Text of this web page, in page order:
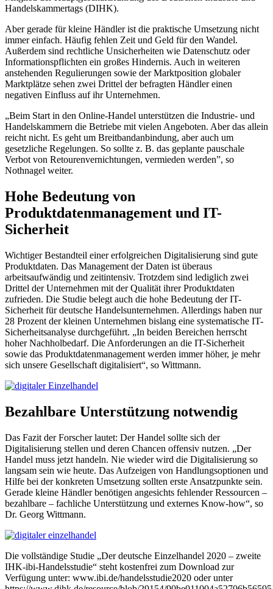
Handelskammertags (DIHK).
Aber gerade für kleine Händler ist die praktische Umsetzung nicht
immer einfach. Häufig fehlen Zeit und Geld für den Wandel.
Außerdem sind rechtliche Unsicherheiten wie Datenschutz oder
Informationspflichten ein großes Hindernis. Auch in weiteren
anstehenden Regulierungen sowie der Marktposition globaler
Marktplätze sehen zwei Drittel der befragten Händler einen
negativen Einfluss auf ihr Unternehmen.
„Beim Start in den Online-Handel unterstützen die Industrie- und
Handelskammern die Betrie­be mit vielen Angeboten. Aber das allein
reicht nicht. Es geht um Breitbandanbindung, aber auch um
gesetzliche Regelungen. So sollte z. B. das geplante pauschale
Verbot von Retouren­vernichtungen, vermieden werden”, so
Nothnagel weiter.
Hohe Bedeutung von
Produktdatenmanagement und IT-
Sicherheit
Wichtiger Bestandteil einer erfolgreichen Digitalisierung sind gute
Produktdaten. Das Mana­gement der Daten ist überaus
arbeitsaufwändig und zeitintensiv. Trotzdem sind lediglich zwei
Drittel der Unternehmen mit der Qualität ihrer Produktdaten
zufrieden. Die Studie belegt auch die hohe Bedeutung der IT-
Sicherheit für deutsche Handelsunternehmen. Allerdings haben nur
28 Prozent der kleinen Unternehmen bislang eine systematische IT-
Sicherheitsanalyse durchgeführt. „In beiden Bereichen herrscht
hoher Nachholbedarf. Die Anforderungen an die IT-Sicherheit
sowie das Produktdatenmanagement werden immer höher, je mehr
sich unsere Gesellschaft digitalisiert“, so Wittmann.
Bezahlbare Unterstützung notwendig
Das Fazit der Forscher lautet: Der Handel sollte sich der
Digitalisierung stellen und deren Chancen offensiv nutzen. „Der
Handel muss jetzt handeln. Nie wieder wird die Digitalisierung so
langsam sein wie heute. Das Aufzeigen von Handlungsoptionen und
Hilfe bei der konkreten Umsetzung sollten erste Ansatzpunkte sein.
Gerade kleine Händler benötigen angesichts fehlender Ressourcen –
bezahlbare – fachliche Unterstützung und externes Know-how“, so
Dr. Georg Wittmann.
Die vollständige Studie „Der deutsche Einzelhandel 2020 – zweite
IHK-ibi-Handelsstudie“ steht kostenfrei zum Download zur
Verfügung unter: www.ibi.de/handelsstudie2020 oder unter